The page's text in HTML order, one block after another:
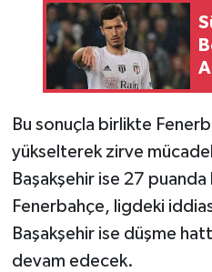
Bu sonuçla birlikte
yükselterek zirve
Başakşehir ise 27 puanda
Fenerbahçe, ligdeki
Başakşehir ise düşme
devam edecek.